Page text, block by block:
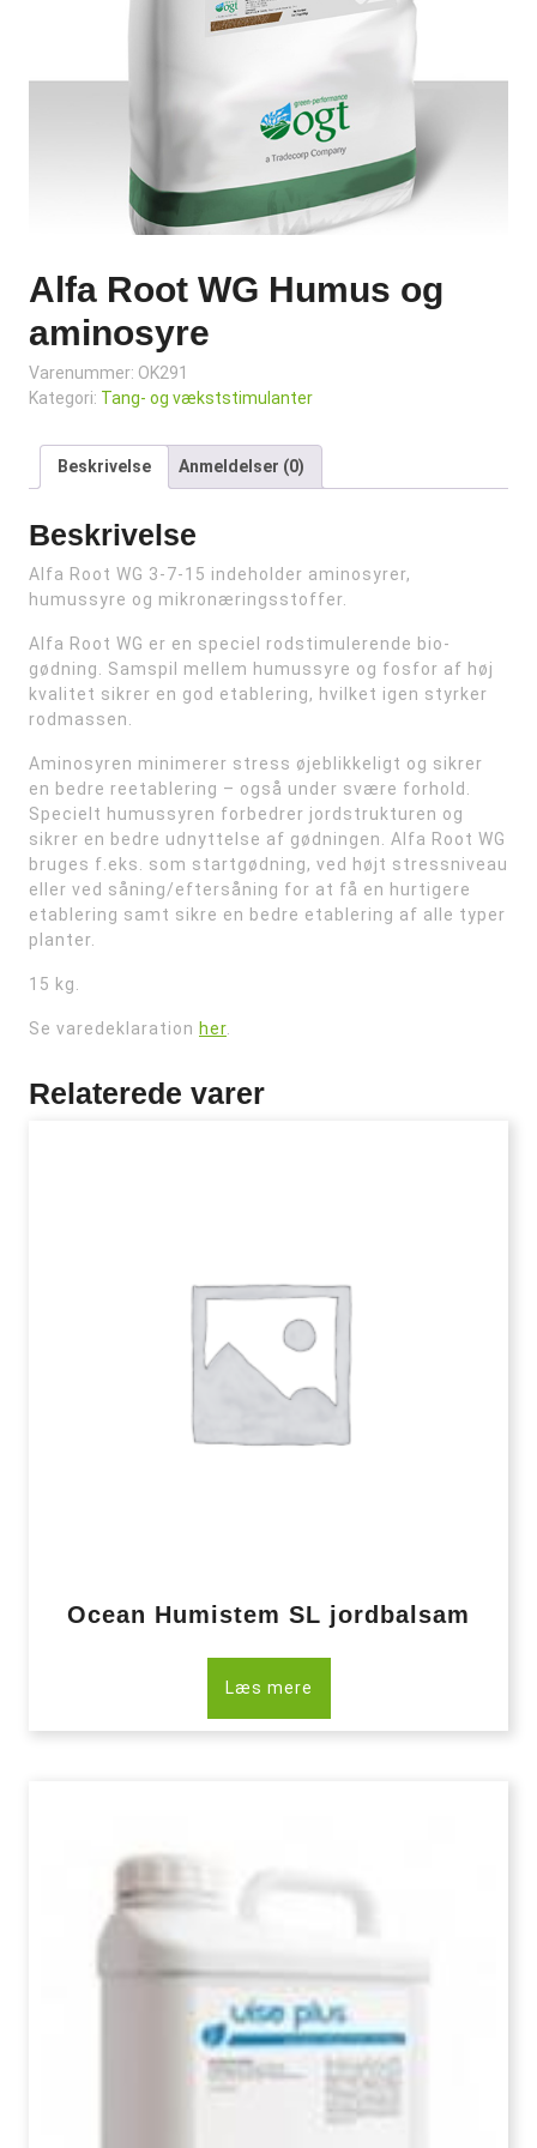
Alfa Root WG Humus og
aminosyre
Varenummer: OK291
Kategori: Tang- og vækststimulanter
Beskrivelse Anmeldelser (0)
Beskrivelse
Alfa Root WG 3-7-15 indeholder aminosyrer,
humussyre og mikronæringsstoffer.
Alfa Root WG er en speciel rodstimulerende bio-
gødning. Samspil mellem humussyre og fosfor af høj
kvalitet sikrer en god etablering, hvilket igen styrker
rodmassen.
Aminosyren minimerer stress øjeblikkeligt og sikrer
en bedre reetablering – også under svære forhold.
Specielt humussyren forbedrer jordstrukturen og
sikrer en bedre udnyttelse af gødningen. Alfa Root WG
bruges f.eks. som startgødning, ved højt stressniveau
eller ved såning/eftersåning for at få en hurtigere
etablering samt sikre en bedre etablering af alle typer
planter.
15 kg.
Se varedeklaration her
Relaterede varer
Ocean Humistem SL jordbalsam
Læs mere